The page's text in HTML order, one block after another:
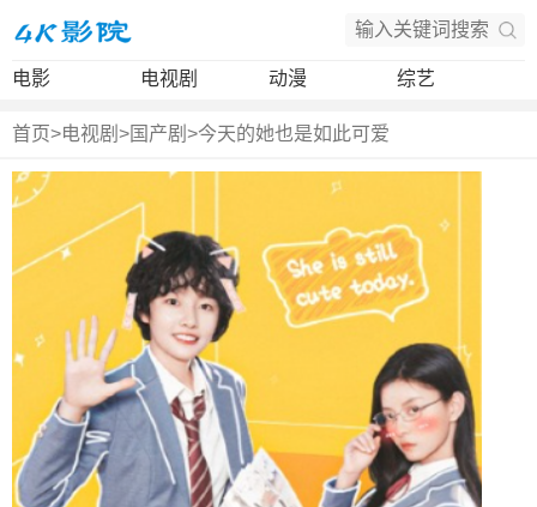
电影 电视剧 动漫 综艺
首页>电视剧 >国产剧 >今天的她也是如此可爱